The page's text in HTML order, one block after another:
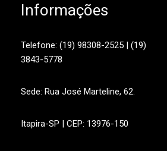
Informações
Telefone: (19) 98308-2525 | (19)
3843-5778
Sede: Rua José Marteline, 62.
Itapira-SP | CEP: 13976-150